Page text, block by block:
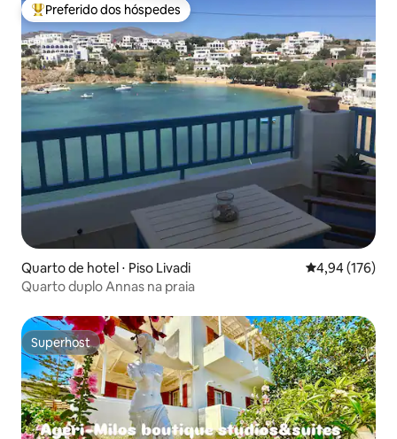
Entre os melhores preferidos dos hóspedes
Preferido dos hóspedes
Quarto de hotel ⋅ Piso Livadi 4,94 de uma
4,94 (176)
Quarto duplo Annas na praia
Superhost
Superhost